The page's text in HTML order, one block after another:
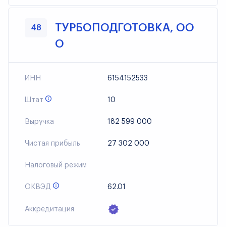
48
ТУРБОПОДГОТОВКА, ОО
О
ИНН 6154152533
Штат 10
Выручка 182 599 000
Чистая прибыль 27 302 000
Налоговый режим
ОКВЭД 62.01
Аккредитация